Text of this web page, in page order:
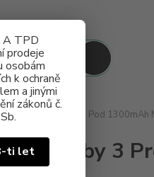
A TPD
prodeje
osobám
k ochraně
a jinými
zákonů č.
ti let
URSA Baby 3 Pro Pod 1300mAh
Baby 3